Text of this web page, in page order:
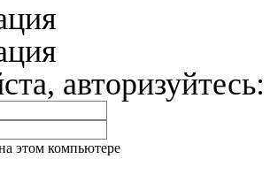
авторизуйтесь:
этом компьютере